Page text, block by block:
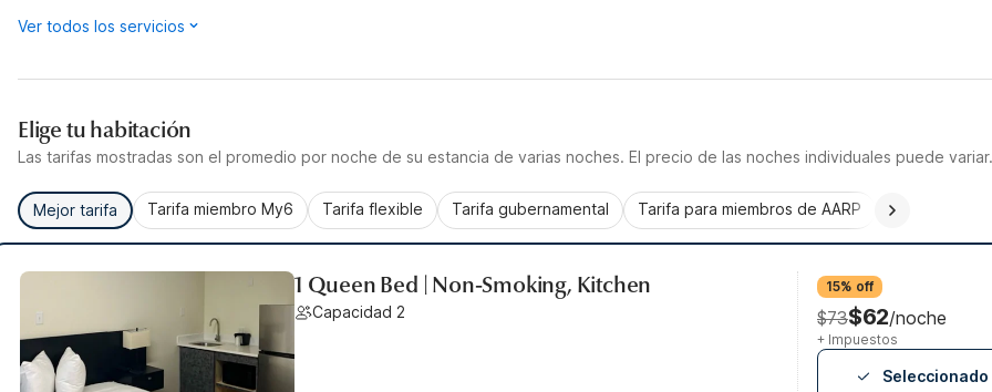
Ver todos los servicios
Elige tu habitación
Las tarifas mostradas son el promedio por noche de su estancia de varias noches. El precio de las noches individuales puede variar.
Mejor tarifa Tarifa miembro My6 Tarifa flexible Tarifa gubernamental Tarifa para miembros de AARP
1 Queen Bed | Non-Smoking, Kitchen
Capacidad 2
15% off
$73$62/noche
+ Impuestos
Seleccionado